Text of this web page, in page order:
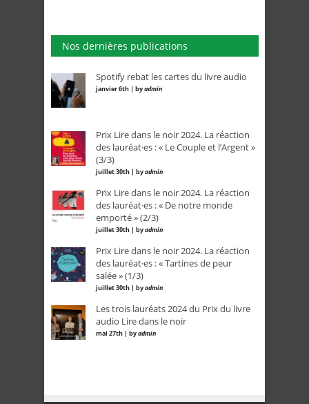
Nos dernières publications
Spotify rebat les cartes du livre audio
janvier 6th | byadmin
Prix Lire dans le noir 2024. La réaction
des lauréat·es : « Le Couple et l’Argent »
(3/3)
juillet 30th | byadmin
Prix Lire dans le noir 2024. La réaction
des lauréat·es : « De notre monde
emporté » (2/3)
juillet 30th | byadmin
Prix Lire dans le noir 2024. La réaction
des lauréat·es : « Tartines de peur
salée » (1/3)
juillet 30th | byadmin
Les trois lauréats 2024 du Prix du livre
audio Lire dans le noir
mai 27th | byadmin